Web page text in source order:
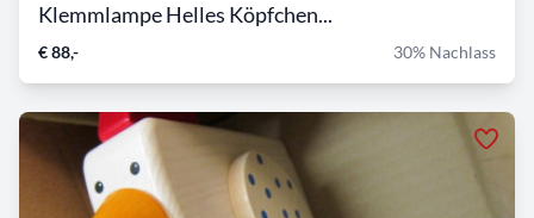
Klemmlampe Helles Köpfchen...
€ 88,- 30% Nachlass